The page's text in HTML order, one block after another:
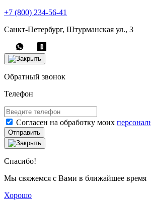
+7 (800) 234-56-41
Санкт-Петербург, Штурманская ул., 3
Обратный звонок
Телефон
Согласен на обработку моих
Отправить
Спасибо!
Мы свяжемся с Вами в ближайшее время
Хорошо